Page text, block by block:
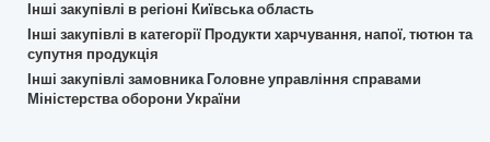
Інші закупівлі в регіоні Київська область
Інші закупівлі в категорії Продукти харчування, напої, тютюн та
супутня продукція
Інші закупівлі замовника Головне управління справами
Міністерства оборони України